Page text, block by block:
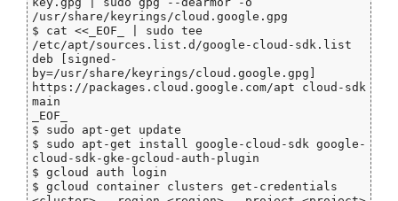
/usr/share/keyrings/cloud.google.gpg
$ cat <<_EOF_ | sudo tee
/etc/apt/sources.list.d/google-cloud-sdk.list
deb [signed-
by=/usr/share/keyrings/cloud.google.gpg]
https://packages.cloud.google.com/apt cloud-sdk
main
_EOF_
$ sudo apt-get update
$ sudo apt-get install google-cloud-sdk google-
cloud-sdk-gke-gcloud-auth-plugin
$ gcloud auth login
$ gcloud container clusters get-credentials